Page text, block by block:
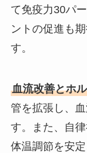
て免疫力30パ
ントの促進も
す。
血流改善とホ
管を拡張し、
す。また、自
体温調節を安